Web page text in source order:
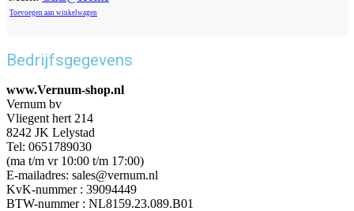
Toevoegen aan winkelwagen
Bedrijfsgegevens
www.Vernum-shop.nl
Vernum bv
Vliegent hert 214
8242 JK Lelystad
Tel: 0651789030
(ma t/m vr 10:00 t/m 17:00)
E-mailadres: sales@vernum.nl
KvK-nummer : 39094449
BTW-nummer : NL8159.23.089.B01